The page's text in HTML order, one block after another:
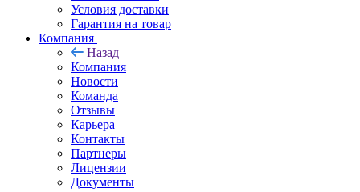
Условия доставки
Гарантия на товар
Компания
Назад
Компания
Новости
Команда
Отзывы
Карьера
Контакты
Партнеры
Лицензии
Документы